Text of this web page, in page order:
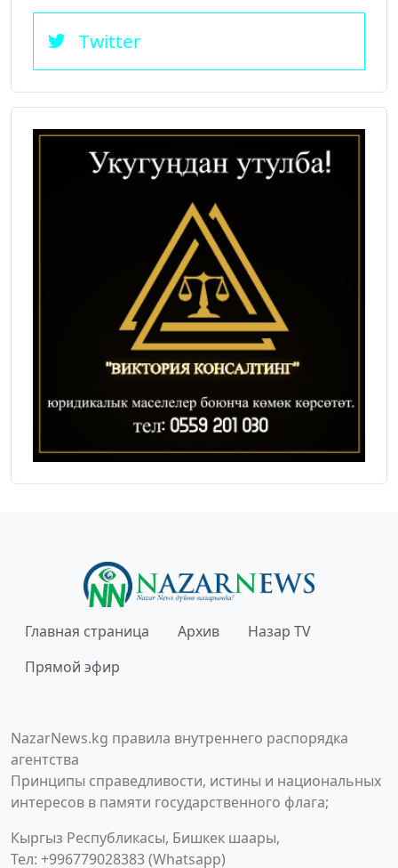
Twitter
Главная страница Архив
Назар TV
Прямой эфир
NazarNews.kg правила внутреннего распорядка
агентства
Принципы справедливости, истины и национальных
интересов в памяти государственного флага;
Кыргыз Республикасы, Бишкек шаары,
Тел: +996779028383 (Whatsapp)